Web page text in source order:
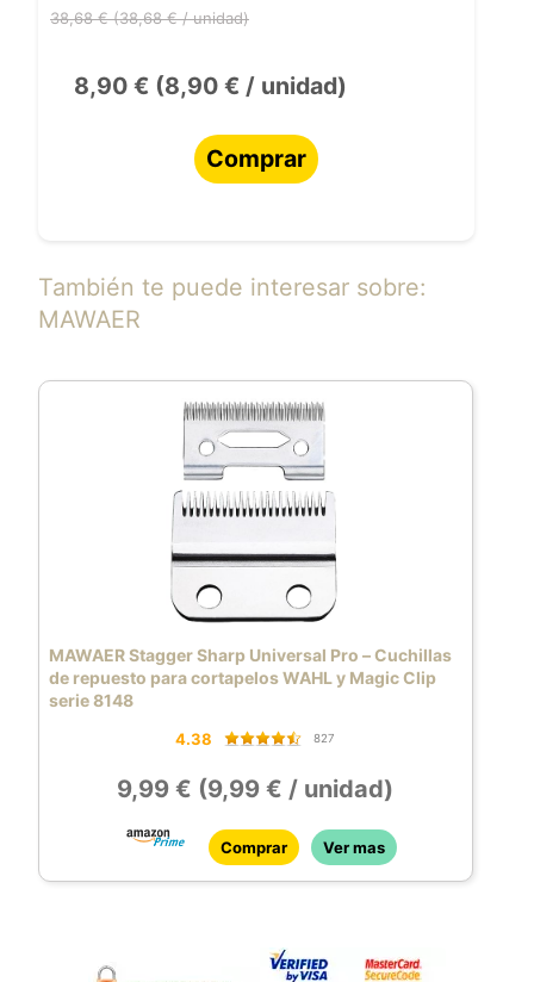
38,68 € (38,68 € / unidad)
8,90 € (8,90 € / unidad)
Comprar
También te puede interesar sobre:
MAWAER
MAWAER Stagger Sharp Universal Pro – Cuchillas
de repuesto para cortapelos WAHL y Magic Clip
serie 8148
4.38 827
9,99 € (9,99 € / unidad)
Comprar Ver mas